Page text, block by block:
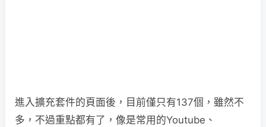
進入擴充套件的頁面後，目前僅只有137個，雖然不
多，不過重點都有了，像是常用的Youtube、